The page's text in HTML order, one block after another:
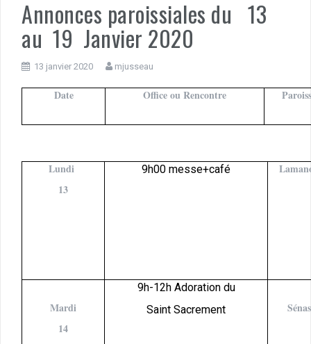
Annonces paroissiales du 13
au 19 Janvier 2020
13 janvier 2020 mjusseau
Date Office ou Rencontre
Lundi
13
9h00 messe+café
Mardi
14
9h-12h Adoration du
Saint Sacrement
Sénas